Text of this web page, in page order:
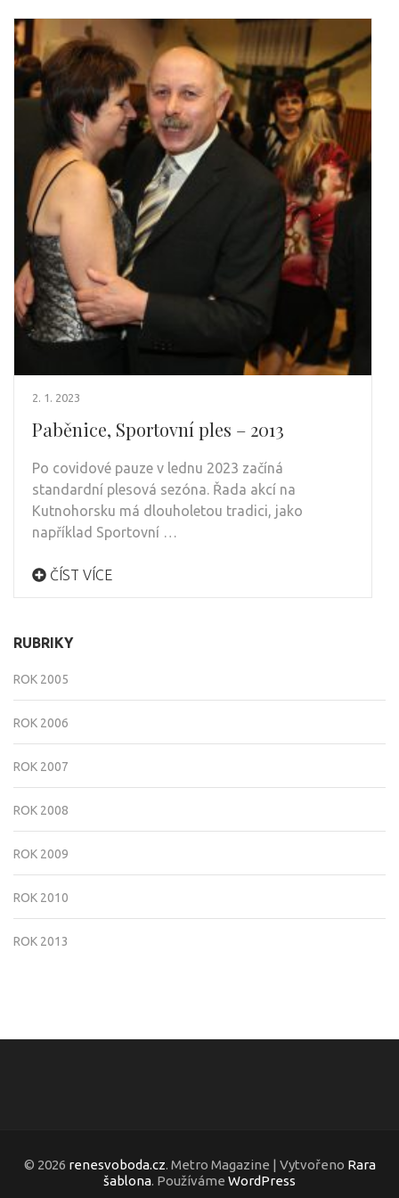
2. 1. 2023
Paběnice, Sportovní ples – 2013
Po covidové pauze v lednu 2023 začíná
standardní plesová sezóna. Řada akcí na
Kutnohorsku má dlouholetou tradici, jako
například Sportovní …
ČÍST VÍCE
RUBRIKY
ROK 2005
ROK 2006
ROK 2007
ROK 2008
ROK 2009
ROK 2010
ROK 2013
© 2026 renesvoboda.cz. Metro Magazine | Vytvořeno Rara
šablona. Používáme WordPress